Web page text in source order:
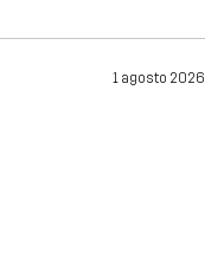
1 agosto 2026